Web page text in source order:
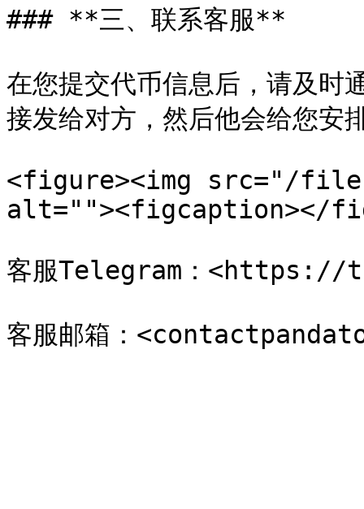
### **三、联系客服**
在您提交代币信息后，请及
接发给对方，然后他会给您安
<figure><img src="/files/
alt=""><figcaption></
客服Telegram：<https://